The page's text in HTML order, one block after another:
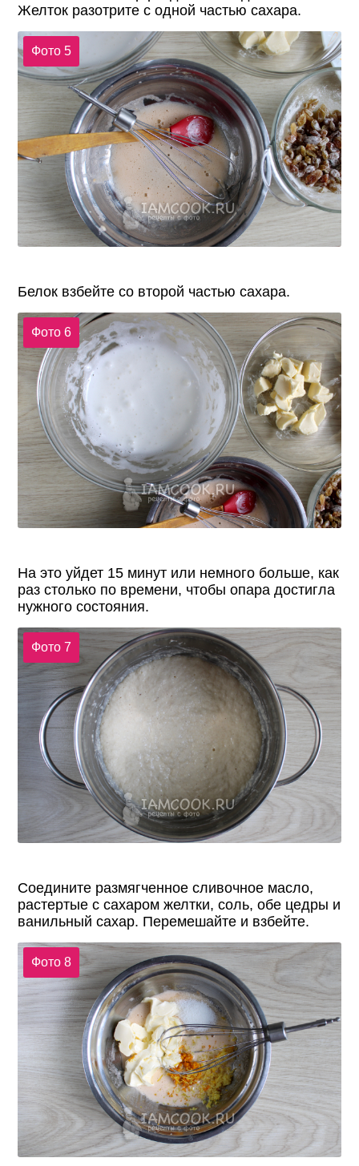
Желток разотрите с одной частью сахара.
Фото 5
Белок взбейте со второй частью сахара.
Фото 6
На это уйдет 15 минут или немного больше, как
раз столько по времени, чтобы опара достигла
нужного состояния.
Фото 7
Соедините размягченное сливочное масло,
растертые с сахаром желтки, соль, обе цедры и
ванильный сахар. Перемешайте и взбейте.
Фото 8